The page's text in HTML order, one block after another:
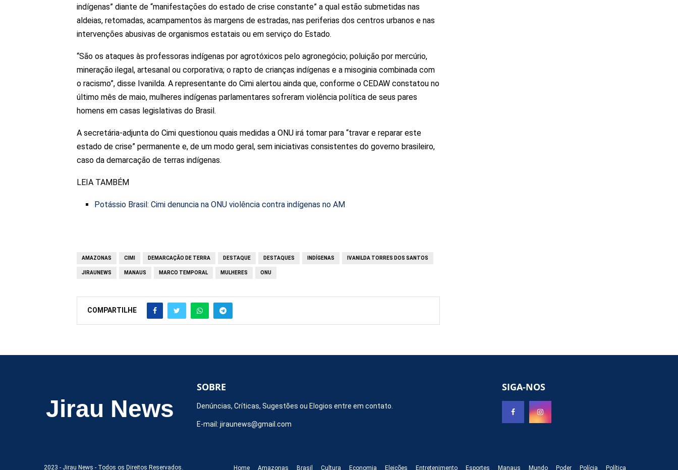
indígenas” diante de “manifestações do estado de crise constante” a qual estão submetidas nas
aldeias, retomadas, acampamentos às margens de estradas, nas periferias dos centros urbanos e nas
intervenções abusivas de organismos estatais ou em serviço do Estado.
“São os ataques às professoras indígenas por agrotóxicos pelo agronegócio; poluição por mercúrio,
mineração ilegal, artesanal ou corporativa; o rapto de crianças indígenas e a misoginia combinada com
o racismo”, disse Ivanilda. A representante do Cimi alertou ainda que, conforme o CEDAW constatou no
último mês de maio, mulheres indígenas parlamentares sofreram violência política de seus pares
homens em casas legislativas do Brasil.
A secretária-adjunta do Cimi questionou quais medidas a ONU irá tomar para “travar e reparar este
estado de crise” permanente e, de um modo geral, sem iniciativas consistentes do governo brasileiro,
caso da demarcação de terras indígenas.
LEIA TAMBÉM
Potássio Brasil: Cimi denuncia na ONU violência contra indígenas no AM
AMAZONAS CIMI DEMARCAÇÃO DE TERRA DESTAQUE DESTAQUES INDÍGENAS IVANILDA TORRES DOS SANTOS
JIRAUNEWS MANAUS MARCO TEMPORAL MULHERES ONU
COMPARTILHE
Jirau News
SOBRE
Denúncias, Críticas, Sugestões ou Elogios entre em contato.
E-mail: jiraunews@gmail.com
SIGA-NOS
2023 - Jirau News - Todos os Direitos Reservados. Home Amazonas Brasil Cultura Economia Eleições Entretenimento Esportes Manaus Mundo Poder Polícia Política